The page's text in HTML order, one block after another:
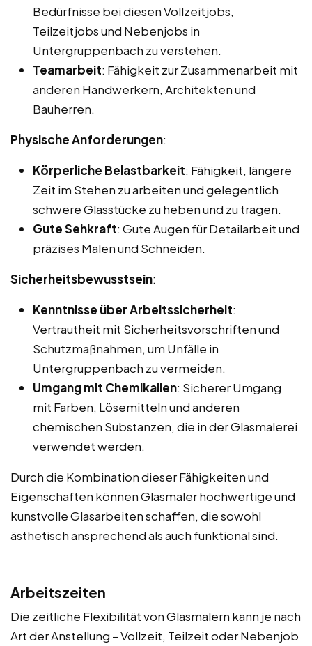
Bedürfnisse bei diesen Vollzeitjobs,
Teilzeitjobs und Nebenjobs in
Untergruppenbach zu verstehen.
Teamarbeit: Fähigkeit zur Zusammenarbeit mit
anderen Handwerkern, Architekten und
Bauherren.
Physische Anforderungen:
Körperliche Belastbarkeit: Fähigkeit, längere
Zeit im Stehen zu arbeiten und gelegentlich
schwere Glasstücke zu heben und zu tragen.
Gute Sehkraft: Gute Augen für Detailarbeit und
präzises Malen und Schneiden.
Sicherheitsbewusstsein:
Kenntnisse über Arbeitssicherheit:
Vertrautheit mit Sicherheitsvorschriften und
Schutzmaßnahmen, um Unfälle in
Untergruppenbach zu vermeiden.
Umgang mit Chemikalien: Sicherer Umgang
mit Farben, Lösemitteln und anderen
chemischen Substanzen, die in der Glasmalerei
verwendet werden.
Durch die Kombination dieser Fähigkeiten und
Eigenschaften können Glasmaler hochwertige und
kunstvolle Glasarbeiten schaffen, die sowohl
ästhetisch ansprechend als auch funktional sind.
Arbeitszeiten
Die zeitliche Flexibilität von Glasmalern kann je nach
Art der Anstellung – Vollzeit, Teilzeit oder Nebenjob